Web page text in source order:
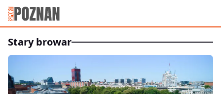
stary browar